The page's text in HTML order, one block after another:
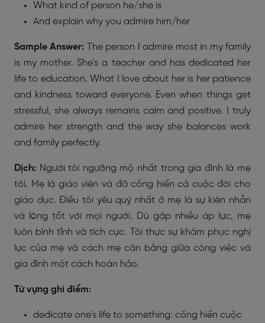
What kind of person he/she is
And explain why you admire him/her
Sample Answer: The person I admire most in my family
is my mother. She’s a teacher and has dedicated her
life to education. What I love about her is her patience
and kindness toward everyone. Even when things get
stressful, she always remains calm and positive. I truly
admire her strength and the way she balances work
and family perfectly.
Dịch: Người tôi ngưỡng mộ nhất trong gia đình là mẹ
tôi. Mẹ là giáo viên và đã cống hiến cả cuộc đời cho
giáo dục. Điều tôi yêu quý nhất ở mẹ là sự kiên nhẫn
và lòng tốt với mọi người. Dù gặp nhiều áp lực, mẹ
luôn bình tĩnh và tích cực. Tôi thực sự khâm phục nghị
lực của mẹ và cách mẹ cân bằng giữa công việc và
gia đình một cách hoàn hảo.
Từ vựng ghi điểm:
dedicate one’s life to something: cống hiến cuộc